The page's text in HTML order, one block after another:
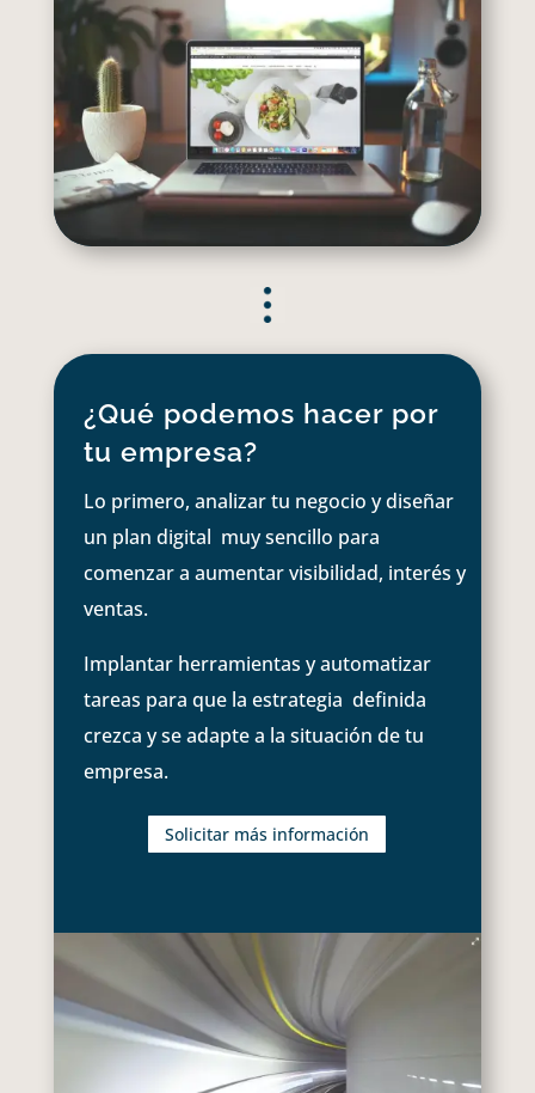
¿Qué podemos hacer por
tu empresa?
Lo primero, analizar tu negocio y diseñar
un plan digital muy sencillo para
comenzar a aumentar visibilidad, interés y
ventas.
Implantar herramientas y automatizar
tareas para que la estrategia definida
crezca y se adapte a la situación de tu
empresa.
Solicitar más información